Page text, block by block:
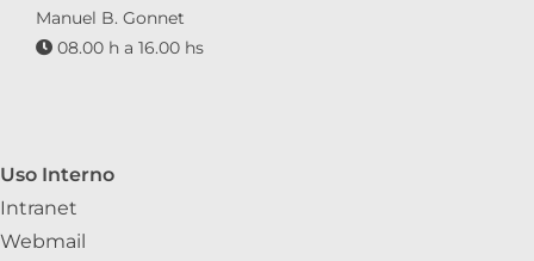
Manuel B. Gonnet
08.00 h a 16.00 hs
Uso Interno
Intranet
Webmail